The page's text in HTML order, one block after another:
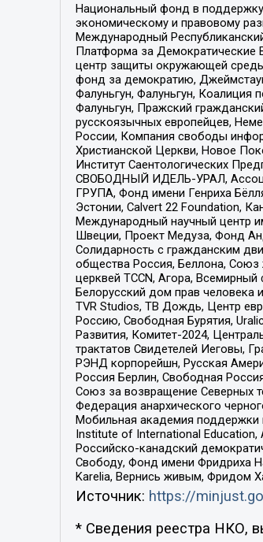
Национальный фонд в
экономическому и правовому
Международный
Платформа за Демократические
центр защиты окружающей среды
фонд за демократию,
Фалуньгун, Фалуньгун, Коалиция
Фалуньгун, Пражский
русскоязычных европейцев,
России, Компания свободы
Христианской Церкви, Новое
Институт Саентологических
СВОБОДНЫЙ ИДЕЛЬ-УРАЛ,
ГРУПА, Фонд имени Генриха
Эстонии, Calvert 22 Foundation,
Международный научный центр
Швеции, Проект Медуза, Фонд
Солидарность с гражданским
общества Россия, Беллона,
церквей TCCN, Агора,
Белорусский дом прав человека
TVR Studios, ТВ Дождь, Центр
Россию, Свободная Бурятия,
Развития, Комитет-2024,
трактатов Свидетелей Иеговы,
РЭНД корпорейшн, Русская
Россия Берлин, Свободная
Союз за возвращение Северных
Федерация анархического
Мобильная академия поддержки
Institute of International
Российско-канадский
Свободу, Фонд имени Фридриха
Karelia, Вернись живым, Фридом
Источник: https://
* Сведения реестра НКО,